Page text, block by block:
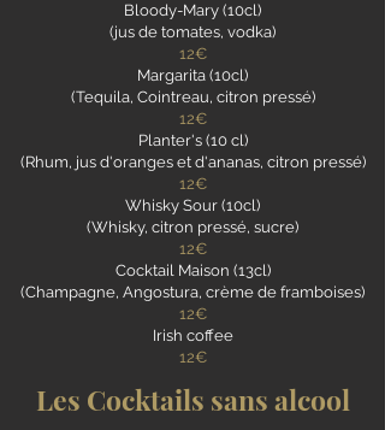
Bloody-Mary (10cl)
(jus de tomates, vodka)
12€
Margarita (10cl)
(Tequila, Cointreau, citron pressé)
12€
Planter's (10 cl)
(Rhum, jus d'oranges et d'ananas, citron pressé)
12€
Whisky Sour (10cl)
(Whisky, citron pressé, sucre)
12€
Cocktail Maison (13cl)
(Champagne, Angostura, crème de framboises)
12€
Irish coffee
12€
Les Cocktails sans alcool